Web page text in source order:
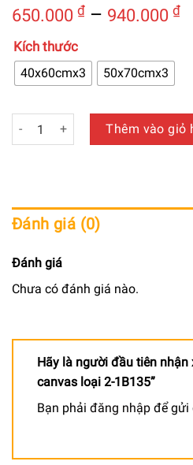
650.000 ₫ – 940.000 ₫
Kích thước
40x60cmx3 50x70cmx3
Tranh Trang Trí canvas loại 2-
Thêm vào giỏ
Đánh giá (0)
Đánh giá
Chưa có đánh giá nào.
Hãy là người đầu tiên nhận
canvas loại 2-1B135”
Bạn phải đăng nhập để gửi